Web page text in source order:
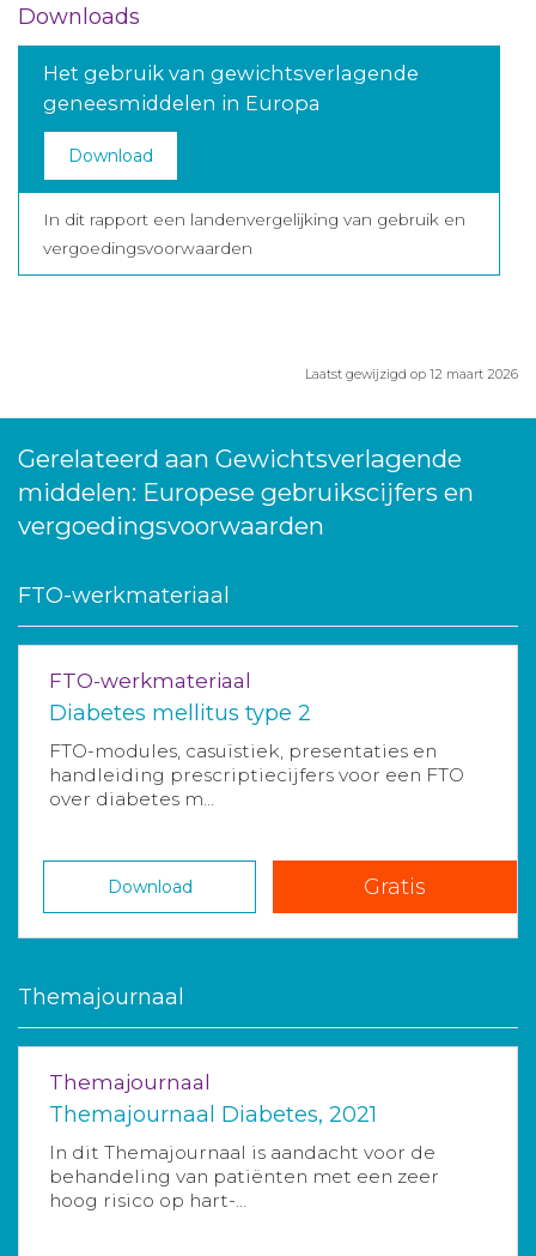
Downloads
Het gebruik van gewichtsverlagende
geneesmiddelen in Europa
Download
In dit rapport een landenvergelijking van gebruik en
vergoedingsvoorwaarden
Laatst gewijzigd op 12 maart 2026
Gerelateerd aan Gewichtsverlagende
middelen: Europese gebruikscijfers en
vergoedingsvoorwaarden
FTO-werkmateriaal
FTO-werkmateriaal
Diabetes mellitus type 2
FTO-modules, casuïstiek, presentaties en
handleiding prescriptiecijfers voor een FTO
over diabetes m...
Download Gratis
Themajournaal
Themajournaal
Themajournaal Diabetes, 2021
In dit Themajournaal is aandacht voor de
behandeling van patiënten met een zeer
hoog risico op hart-...